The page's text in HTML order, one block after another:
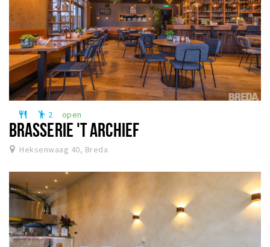
restaurant emoji_people 2 open
BRASSERIE 'T ARCHIEF
Heksenwaag 40, Breda